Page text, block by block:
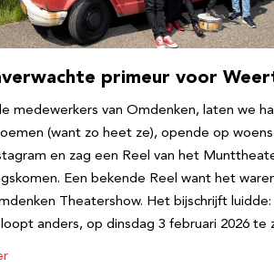
primeur voor
medewerkers van Omdenken, laten we
(want zo heet ze), opende op
en zag een Reel van het
Een bekende Reel want het
Theatershow. Het bijschrijft luidde:
anders, op dinsdag 3 februari 2026 te